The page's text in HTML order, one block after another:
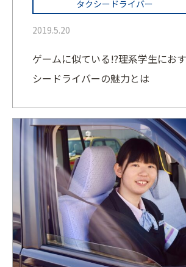
タクシードライバー
2019.5.20
ゲームに似ている!?理系学生にお
シードライバーの魅力とは